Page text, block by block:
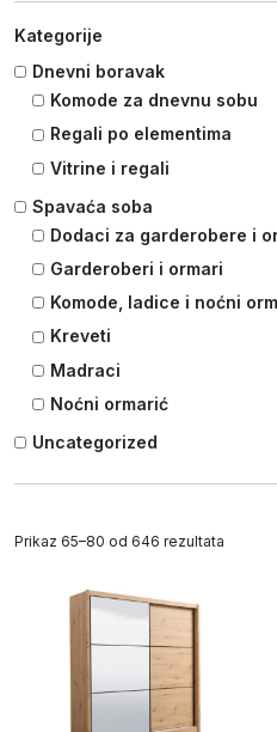
Kategorije
Dnevni boravak
Komode za dnevnu sobu
Regali po elementima
Vitrine i regali
Spavaća soba
Dodaci za garderobere i
Garderoberi i ormari
Komode, ladice i noćni
Kreveti
Madraci
Noćni ormarić
Uncategorized
Prikaz 65–80 od 646 rezultata